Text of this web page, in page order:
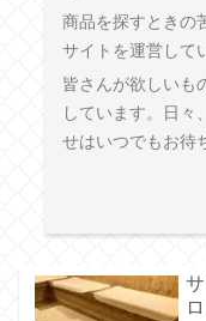
商品を探すときの
サイトを運営して
皆さんが欲しいも
しています。日々
せはいつでもお待